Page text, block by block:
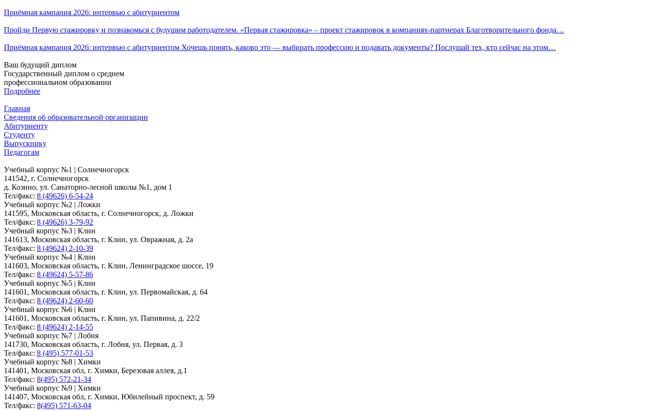
Приёмная кампания 2026: интервью с абитуриентом
Пройди Первую стажировку и познакомься с будущим работодателем. «Первая стажировка» – проект стажировок в компаниях-партнерах Благотворительного фонда…
Приёмная кампания 2026: интервью с абитуриентом Хочешь понять, каково это — выбирать профессию и подавать документы? Послушай тех, кто сейчас на этом…
Ваш будущий диплом
Государственный диплом о среднем
профессиональном образовании
Подробнее
Главная
Сведения об образовательной организации
Абитуриенту
Студенту
Выпускнику
Педагогам
Учебный корпус №1 | Солнечногорск
141542, г. Солнечногорск
д. Козино, ул. Санаторно-лесной школы №1, дом 1
Тел/факс: 8 (49626) 6-54-24
Учебный корпус №2 | Ложки
141595, Московская область, г. Солнечногорск, д. Ложки
Тел/факс: 8 (49626) 3-79-92
Учебный корпус №3 | Клин
141613, Московская область, г. Клин, ул. Овражная, д. 2а
Тел/факс: 8 (49624) 2-10-39
Учебный корпус №4 | Клин
141603, Московская область, г. Клин, Ленинградское шоссе, 19
Тел/факс: 8 (49624) 5-57-86
Учебный корпус №5 | Клин
141601, Московская область, г. Клин, ул. Первомайская, д. 64
Тел/факс: 8 (49624) 2-60-60
Учебный корпус №6 | Клин
141601, Московская область, г. Клин, ул. Папивина, д. 22/2
Тел/факс: 8 (49624) 2-14-55
Учебный корпус №7 | Лобня
141730, Московская область, г. Лобня, ул. Первая, д. 3
Тел/факс: 8 (495) 577-01-53
Учебный корпус №8 | Химки
141401, Московская обл, г. Химки, Березовая аллея, д.1
Тел/факс: 8(495) 572-21-34
Учебный корпус №9 | Химки
141407, Московская обл, г. Химки, Юбилейный проспект, д. 59
Тел/факс: 8(495) 571-63-04